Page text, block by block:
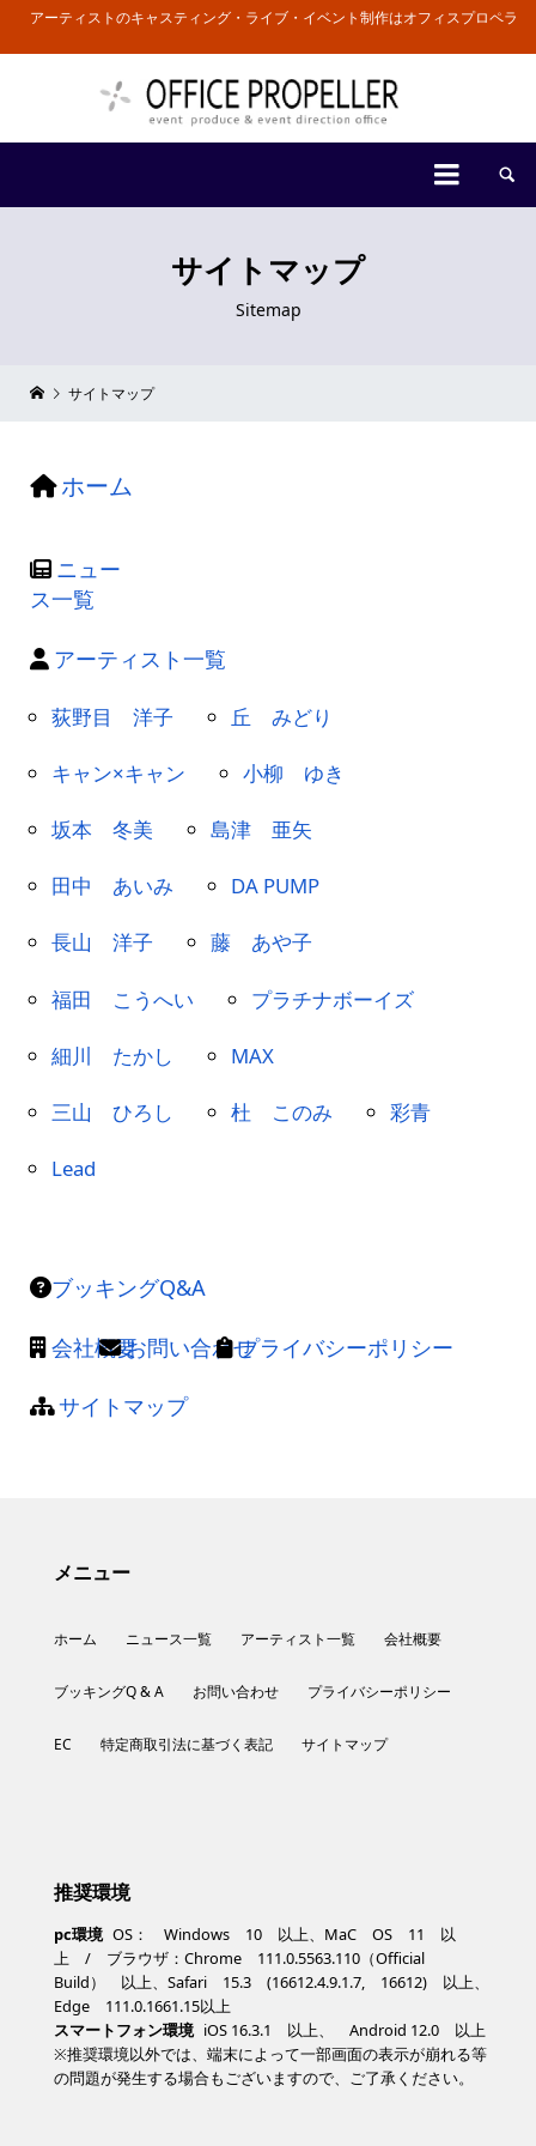
アーティストのキャスティング・ライブ・イベント制作はオフィスプロペラ
 
サイトマップ
Sitemap
サイトマップ
ホーム
ニュー
ス一覧
アーティスト一覧
荻野目 洋子 丘 みどり
キャン×キャン 小柳 ゆき
坂本 冬美 島津 亜矢
田中 あいみ DA PUMP
長山 洋子 藤 あや子
福田 こうへい プラチナボーイズ
細川 たかし MAX
三山 ひろし 杜 このみ 彩青
Lead
ブッキングQ&A
会社概要お問い合わせプライバシーポリシー
サイトマップ
メニュー
ホーム ニュース一覧 アーティスト一覧 会社概要
ブッキングQ & A お問い合わせ プライバシーポリシー
EC 特定商取引法に基づく表記 サイトマップ
推奨環境
pc環境 OS： Windows 10 以上、MaC OS 11 以
上 / ブラウザ：Chrome 111.0.5563.110（Official
Build） 以上、Safari 15.3 (16612.4.9.1.7, 16612) 以上、
Edge 111.0.1661.15以上
スマートフォン環境 iOS 16.3.1 以上、 Android 12.0 以上
※推奨環境以外では、端末によって一部画面の表示が崩れる等
の問題が発生する場合もございますので、ご了承ください。